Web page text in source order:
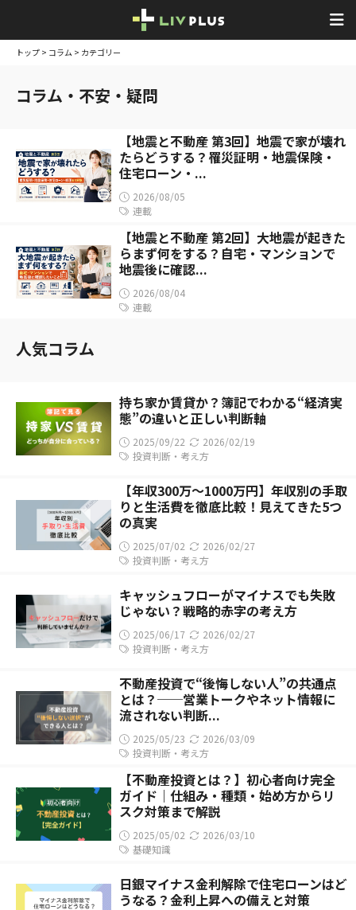
トップ > コラム > カテゴリー
コラム・不安・疑問
【地震と不動産 第3回】地震で家が壊れ
たらどうする？罹災証明・地震保険・
住宅ローン・...
2026/08/05
連載
【地震と不動産 第2回】大地震が起きた
らまず何をする？自宅・マンションで
地震後に確認...
2026/08/04
連載
人気コラム
持ち家か賃貸か？簿記でわかる“経済実
態”の違いと正しい判断軸
2025/09/22
2026/02/19
投資判断・考え方
【年収300万〜1000万円】年収別の手取
りと生活費を徹底比較！見えてきた5つ
の真実
2025/07/02
2026/02/27
投資判断・考え方
キャッシュフローがマイナスでも失敗
じゃない？戦略的赤字の考え方
2025/06/17
2026/02/27
投資判断・考え方
不動産投資で“後悔しない人”の共通点
とは？──営業トークやネット情報に
流されない判断...
2025/05/23
2026/03/09
投資判断・考え方
【不動産投資とは？】初心者向け完全
ガイド｜仕組み・種類・始め方からリ
スク対策まで解説
2025/05/02
2026/03/10
基礎知識
日銀マイナス金利解除で住宅ローンはど
うなる？金利上昇への備えと対策